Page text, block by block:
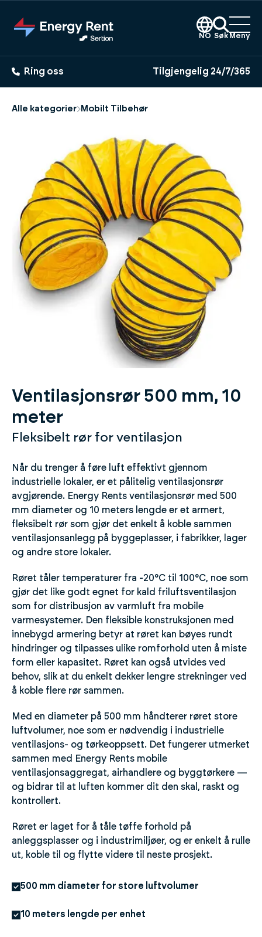
hovedinnhold
NO Søk Meny
Ring oss Tilgjengelig 24/7/365
Alle kategorier Mobilt Tilbehør
Ventilasjonsrør 500 mm, 10
meter
Fleksibelt rør for ventilasjon
Når du trenger å føre luft effektivt gjennom
industrielle lokaler, er et pålitelig ventilasjonsrør
avgjørende. Energy Rents ventilasjonsrør med 500
mm diameter og 10 meters lengde er et armert,
fleksibelt rør som gjør det enkelt å koble sammen
ventilasjonsanlegg på byggeplasser, i fabrikker, lager
og andre store lokaler.
Røret tåler temperaturer fra -20°C til 100°C, noe som
gjør det like godt egnet for kald friluftsventilasjon
som for distribusjon av varmluft fra mobile
varmesystemer. Den fleksible konstruksjonen med
innebygd armering betyr at røret kan bøyes rundt
hindringer og tilpasses ulike romforhold uten å miste
form eller kapasitet. Røret kan også utvides ved
behov, slik at du enkelt dekker lengre strekninger ved
å koble flere rør sammen.
Med en diameter på 500 mm håndterer røret store
luftvolumer, noe som er nødvendig i industrielle
ventilasjons- og tørkeoppsett. Det fungerer utmerket
sammen med Energy Rents mobile
ventilasjonsaggregat, airhandlere og byggtørkere —
og bidrar til at luften kommer dit den skal, raskt og
kontrollert.
Røret er laget for å tåle tøffe forhold på
anleggsplasser og i industrimiljøer, og er enkelt å rulle
ut, koble til og flytte videre til neste prosjekt.
500 mm diameter for store luftvolumer
10 meters lengde per enhet